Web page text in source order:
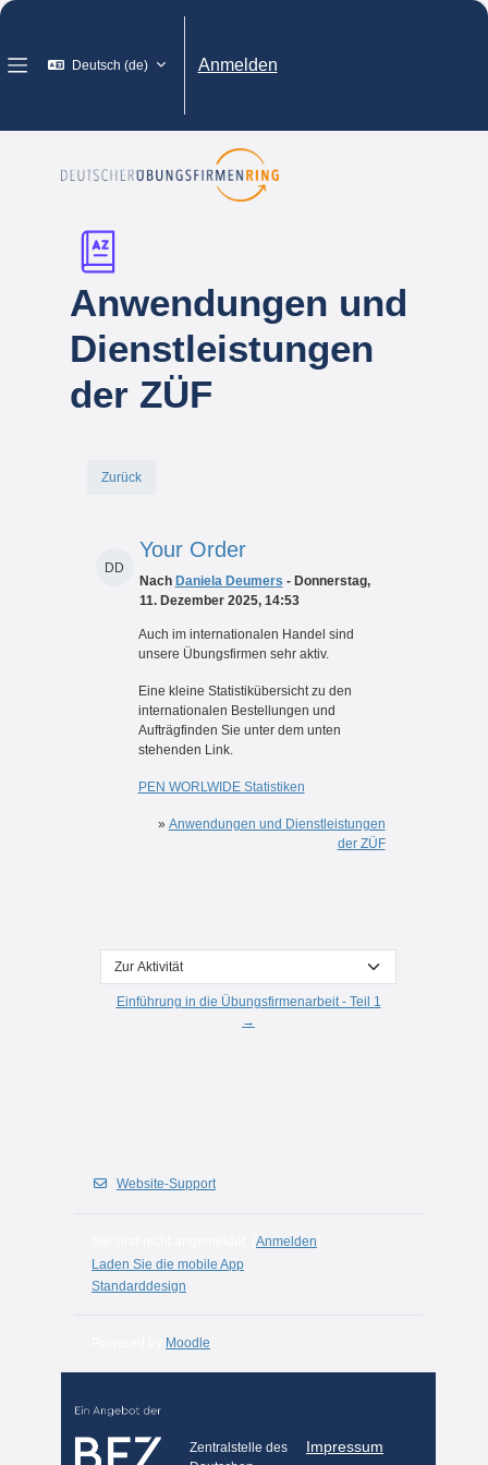
Zum Hauptinhalt
Deutsch ‎(de)‎ Anmelden
Anwendungen und
Dienstleistungen
der ZÜF
Zurück
DD
Your Order
Nach Daniela Deumers - Donnerstag,
11. Dezember 2025, 14:53
Auch im internationalen Handel sind
unsere Übungsfirmen sehr aktiv.
Eine kleine Statistikübersicht zu den
internationalen Bestellungen und
Aufträgfinden Sie unter dem unten
stehenden Link.
PEN WORLWIDE Statistiken
» Anwendungen und Dienstleistungen
der ZÜF
Zur Aktivität
Einführung in die Übungsfirmenarbeit - Teil 1
→
Website-Support
Anmelden
Laden Sie die mobile App
Standarddesign
Moodle
Zentralstelle des
Impressum